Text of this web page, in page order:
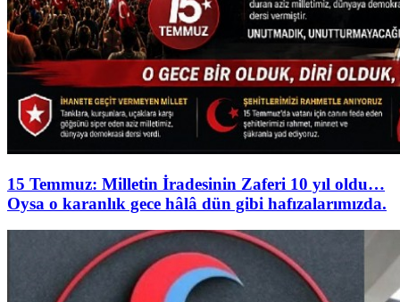
15 Temmuz: Milletin İradesinin Zaferi 10 yıl oldu…
Oysa o karanlık gece hâlâ dün gibi hafızalarımızda.